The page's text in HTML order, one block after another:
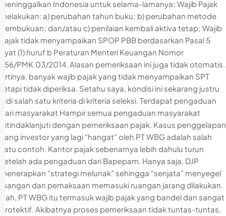
meninggalkan Indonesia untuk selama-lamanya; Wajib Pajak
melakukan: a) perubahan tahun buku; b) perubahan metode
pembukuan; dan/atau c) penilaian kembali aktiva tetap; Wajib
Pajak tidak menyampaikan SPOP PBB berdasarkan Pasal 5
ayat (1) huruf b Peraturan Menteri Keuangan Nomor
256/PMK.03/2014. Alasan pemeriksaan ini juga tidak otomatis.
Artinya, banyak wajib pajak yang tidak menyampaikan SPT
tetapi tidak diperiksa. Setahu saya, kondisi ini sekarang justru
jadi salah satu kriteria di kriteria seleksi. Terdapat pengaduan
dari masyarakat Hampir semua pengaduan masyarakat
ditindaklanjuti dengan pemeriksaan pajak. Kasus penggelapan
uang investor yang lagi “hangat” oleh PT WBG adalah salah
satu contoh. Kantor pajak sebenarnya lebih dahulu turun
setelah ada pengaduan dari Bapepam. Hanya saja, DJP
menerapkan “strategi melunak” sehingga “senjata” menyegel
ruangan dan pemaksaan memasuki ruangan jarang dilakukan.
Nah, PT WBG itu termasuk wajib pajak yang bandel dan sangat
protektif. Akibatnya proses pemeriksaan tidak tuntas-tuntas,